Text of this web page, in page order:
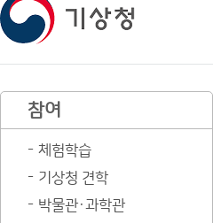
참여
체험학습
기상청 견학
박물관·과학관